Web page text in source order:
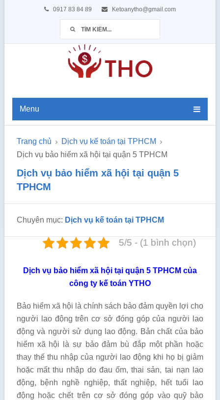
0917 83 84 89 Ketoanytho@gmail.com
Menu
Trang chủ
Dịch vụ kế toán tại TPHCM
Dịch vụ bảo hiểm xã hội tại quận 5 TPHCM
Dịch vụ bảo hiểm xã hội tại quận 5
TPHCM
Chuyên mục: Dịch vụ kế toán tại TPHCM
5/5 - (1 bình chọn)
Dịch vụ bảo hiểm xã hội tại quận 5 TPHCM của
công ty kế toán YTHO
Bảo hiểm xã hội là chính sách bảo đảm quyền lợi cho
người lao động trên cơ sở đóng góp của người lao
động và người sử dụng lao động. Bản chất của bảo
hiểm xã hội là sự bảo đảm bù đắp một phần hoặc
thay thế thu nhập của người lao động khi họ bị giảm
hoặc mất thu nhập do đau ốm, thai sản, tai nạn lao
động, bệnh nghề nghiệp, thất nghiệp, hết tuổi lao
động hoặc chết trên cơ sở đóng góp vào quỹ bảo